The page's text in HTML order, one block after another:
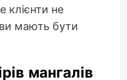
клієнти не
мають бути
мангалів